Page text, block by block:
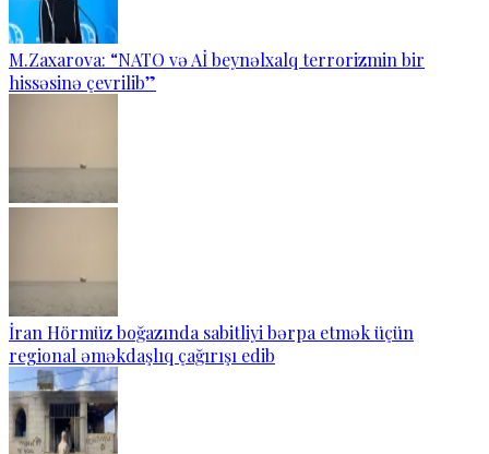
M.Zaxarova: “NATO və Aİ beynəlxalq terrorizmin bir
hissəsinə çevrilib”
İran Hörmüz boğazında sabitliyi bərpa etmək üçün
regional əməkdaşlıq çağırışı edib